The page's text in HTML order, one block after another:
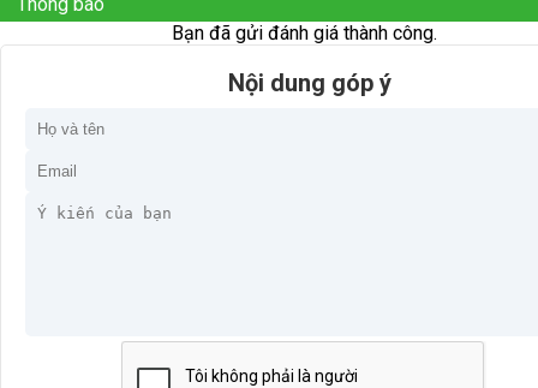
Bạn đã gửi đánh giá thành công.
Nội dung góp ý